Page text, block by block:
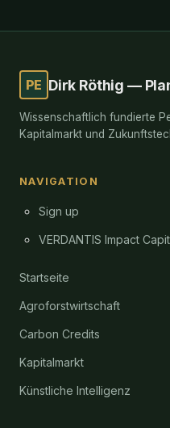
PE Dirk Röthig —
Wissenschaftlich fundierte
Kapitalmarkt und
NAVIGATION
Sign up
VERDANTIS Impact
Startseite
Agroforstwirtschaft
Carbon Credits
Kapitalmarkt
Künstliche Intelligenz